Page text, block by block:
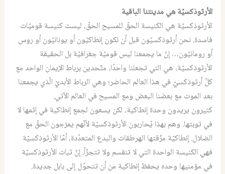
الأرثوذكسيّة هي مدينتنا الباقية
الأرثوذكسيّة هي الكنيسة الحقّ للمسيح الحقّ، ليست كنيسة قوميّات
فاسدة. نحن أرثوذكسيّون قبل أن نكون إنطاكيّون أو يونانيّون أو روس
أو رومانيّون… إنّ ما يجمعنا ليس قوميّة جغرافيّة بل الحقيقة
الأرثوذكسيّة، هي التي تجعلنا واحدًا، متّحدين برباط الإيمان الواحد مع
كلّ أرثوذكسيّ في هذا العالم الحاضر؛ وهي الرباط الأبديّ الّذي يجمعنا
بعد الموت مع بعضنا البعض ومع المسيح في العالم الآتي.
كثيرون يريدون وحدة إنطاكية، لكن يسعون لجمع إنطاكية في إثمها لا
في توبتها. وهم بهذا يُحاربون الأرثوذكسيّة لأنّهم يمزجون الحقّ مع
الضلال. إنطاكيّة مزّقتها الهرطقات والبدع المتعدّدة، أمّا الأرثوذكسيّة
فهي الكنيسة الواحدة التي لا تنقسم ولا تتجزّأ. إنّ ثبات الأرثوذكسيّة
في مؤمنيها وحده يحفظ إنطاكية من أن تتحوّل إلى بابل جديدة.